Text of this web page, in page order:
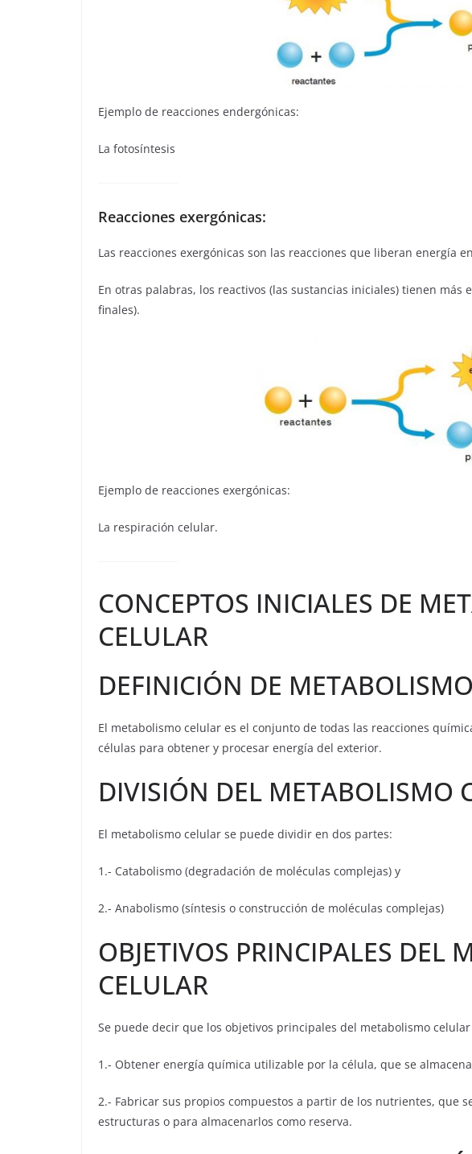
Ejemplo de reacciones endergónicas:
La fotosíntesis
Reacciones exergónicas:
Las reacciones exergónicas son las reacciones que liberan energía
En otras palabras, los reactivos (las sustancias iniciales) tienen más
finales).
Ejemplo de reacciones exergónicas:
La respiración celular.
CONCEPTOS INICIALES DE
CELULAR
DEFINICIÓN DE
El metabolismo celular es el conjunto de todas las reacciones
células para obtener y procesar energía del exterior.
DIVISIÓN DEL METABOLISMO
El metabolismo celular se puede dividir en dos partes:
1.- Catabolismo (degradación de moléculas complejas) y
2.- Anabolismo (síntesis o construcción de moléculas complejas)
OBJETIVOS PRINCIPALES DEL
CELULAR
Se puede decir que los objetivos principales del metabolismo celular
1.- Obtener energía química utilizable por la célula, que se
2.- Fabricar sus propios compuestos a partir de los nutrientes, que
estructuras o para almacenarlos como reserva.